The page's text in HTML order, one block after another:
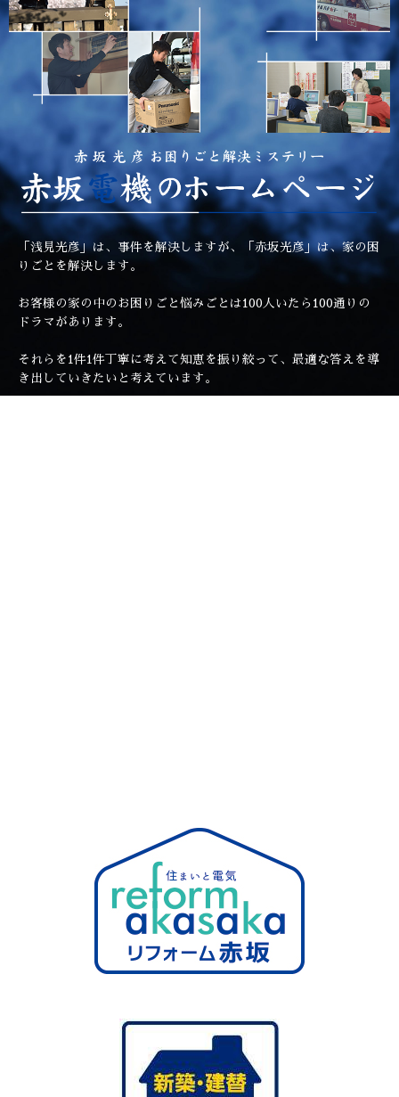
「浅見光彦」は、事件を解決しますが、「赤坂光彦」は、家の困
りごとを解決します。
お客様の家の中のお困りごと悩みごとは100人いたら100通りの
ドラマがあります。
それらを1件1件丁寧に考えて知恵を振り絞って、最適な答えを導
き出していきたいと考えています。